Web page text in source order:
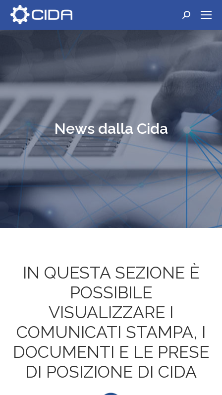
Cerca:
News dalla Cida
IN QUESTA SEZIONE È
POSSIBILE
VISUALIZZARE I
COMUNICATI STAMPA, I
DOCUMENTI E LE PRESE
DI POSIZIONE DI CIDA